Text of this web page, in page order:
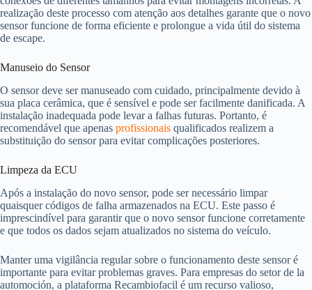
realização deste processo com atenção aos detalhes garante que o novo
sensor funcione de forma eficiente e prolongue a vida útil do sistema
de escape.
Manuseio do Sensor
O sensor deve ser manuseado com cuidado, principalmente devido à
sua placa cerâmica, que é sensível e pode ser facilmente danificada. A
instalação inadequada pode levar a falhas futuras. Portanto, é
recomendável que apenas profissionais qualificados realizem a
substituição do sensor para evitar complicações posteriores.
Limpeza da ECU
Após a instalação do novo sensor, pode ser necessário limpar
quaisquer códigos de falha armazenados na ECU. Este passo é
imprescindível para garantir que o novo sensor funcione corretamente
e que todos os dados sejam atualizados no sistema do veículo.
Manter uma vigilância regular sobre o funcionamento deste sensor é
importante para evitar problemas graves. Para empresas do setor de la
automoción, a plataforma Recambiofacil é um recurso valioso,